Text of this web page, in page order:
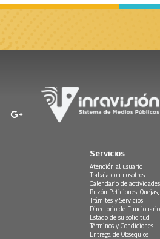
Servicios
Atención al usuario
Trabaja con nosotros
Calendario de actividades
Buzón Peticiones,
Trámites y Servicios
Directorio de
Estado de su solicitud
Términos y Condiciones
Entrega de Obsequios